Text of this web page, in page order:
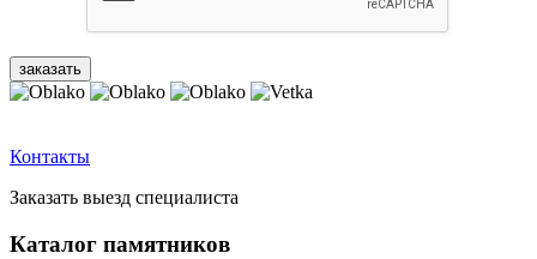
Контакты
Заказать выезд специалиста
Каталог памятников